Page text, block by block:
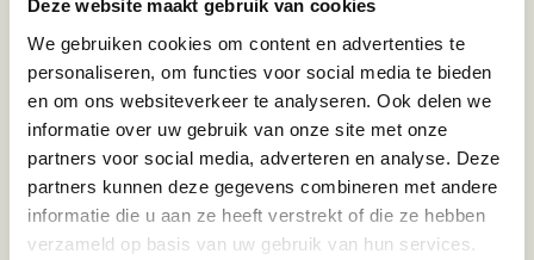
Deze website maakt gebruik van cookies
We gebruiken cookies om content en advertenties te
personaliseren, om functies voor social media te bieden
en om ons websiteverkeer te analyseren. Ook delen we
informatie over uw gebruik van onze site met onze
partners voor social media, adverteren en analyse. Deze
partners kunnen deze gegevens combineren met andere
informatie die u aan ze heeft verstrekt of die ze hebben
verzameld op basis van uw gebruik van hun services.
Ik en de Anderen (BaakBoost)
Invloed in Complexiteit
Inzicht in Ambitie
Jouw Kracht in Culturele Diversiteit
Vries
Luister op Spotify Bekijk op YouTube
Meer info
Locaties
Op onze eigen locaties vind je de rust om even stil te
staan, maar word je tegelijkertijd gestimuleerd om
nieuwe, verrassende perspectieven te zien.
Locatie:
Noordwijk Driebergen